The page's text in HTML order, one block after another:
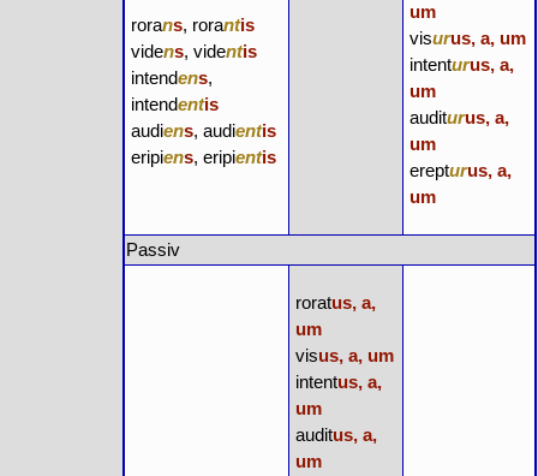
rorans, rorantis
videns, videntis
intendens,
intendentis
audiens, audientis
eripiens, eripientis
um
visurus, a, um
intenturus, a,
um
auditurus, a,
um
erepturus, a,
um
Passiv
roratus, a,
um
visus, a, um
intentus, a,
um
auditus, a,
um